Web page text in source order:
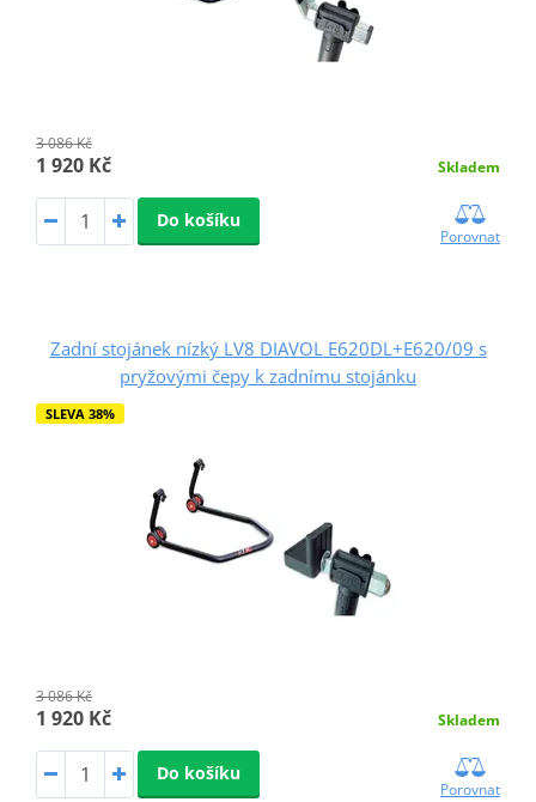
3 086 Kč
1 920 Kč Skladem
Do košíku
Porovnat
Zadní stojánek nízký LV8 DIAVOL E620DL+E620/09 s
pryžovými čepy k zadnímu stojánku
SLEVA 38%
3 086 Kč
1 920 Kč Skladem
Do košíku
Porovnat